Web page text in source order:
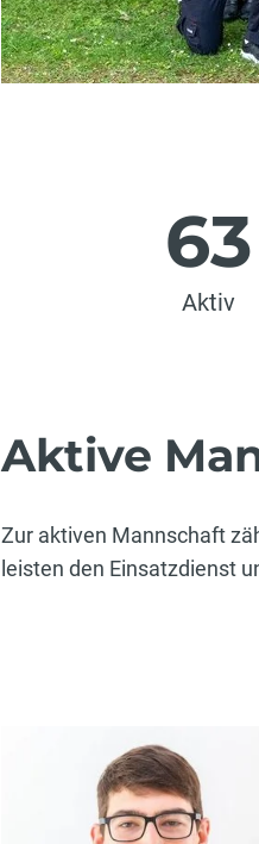
63
Aktiv
Aktive
Zur aktiven Mannschaft
leisten den Einsatzdienst